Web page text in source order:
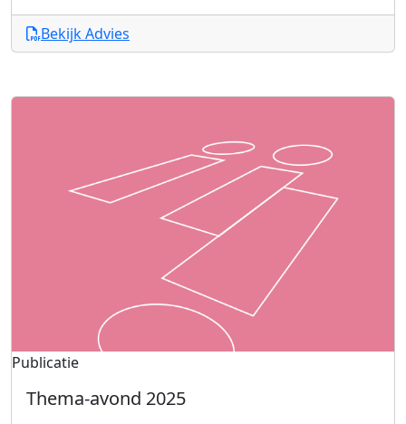
Bekijk Advies
Publicatie
Thema-avond 2025